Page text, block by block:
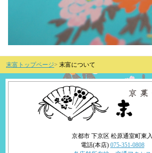
末富トップページ 末富について
京都市 下京区 松原通室町東入
電話(本店) 075-351-0808